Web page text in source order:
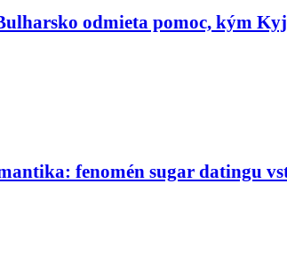
odmieta pomoc, kým
fenomén sugar datingu